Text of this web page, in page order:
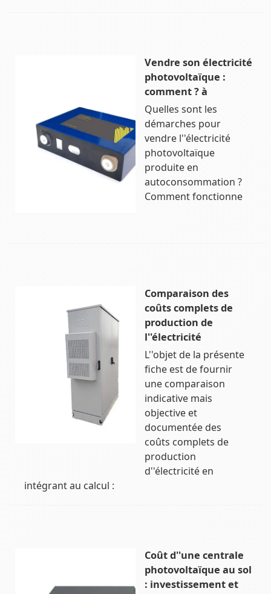
Vendre son électricité
photovoltaïque :
comment ? à
Quelles sont les
démarches pour
vendre l''électricité
photovoltaïque
produite en
autoconsommation ?
Comment fonctionne
Comparaison des
coûts complets de
production de
l''électricité
L''objet de la présente
fiche est de fournir
une comparaison
indicative mais
objective et
documentée des
coûts complets de
production
d''électricité en
intégrant au calcul :
Coût d''une centrale
photovoltaïque au sol
: investissement et